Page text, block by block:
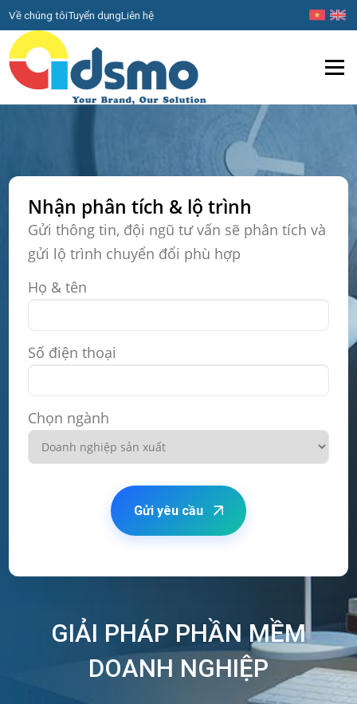
Về chúng tôiTuyển dụngLiên hệ
GIẢI PHÁP PHẦN MỀM
DOANH NGHIỆP
Nhận phân tích & lộ trình
Gửi thông tin, đội ngũ tư vấn sẽ phân tích và
gửi lộ trình chuyển đổi phù hợp
Họ & tên
Số điện thoại
Chọn ngành
Gửi yêu cầu